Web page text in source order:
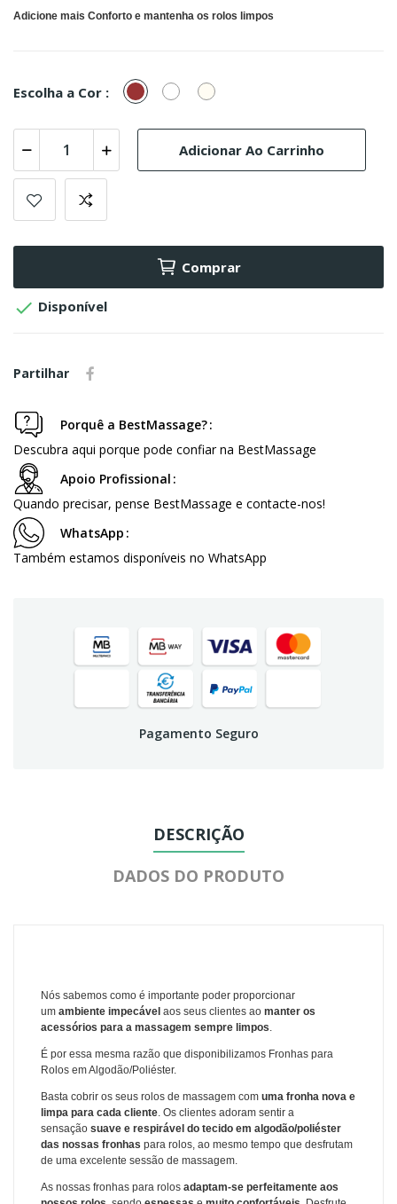
Adicione mais Conforto e mantenha os rolos limpos
Escolha a Cor : BordeauxBrancoNatural
Adicionar Ao Carrinho
Comprar
 Disponível
Partilhar
Porquê a BestMassage?
Descubra aqui porque pode confiar na BestMassage
Apoio Profissional
Quando precisar, pense BestMassage e contacte-nos!
WhatsApp
Também estamos disponíveis no WhatsApp
Pagamento Seguro
DESCRIÇÃO
DADOS DO PRODUTO
Nós sabemos como é importante poder proporcionar
um ambiente impecável aos seus clientes ao manter os
acessórios para a massagem sempre limpos.
É por essa mesma razão que disponibilizamos Fronhas para
Rolos em Algodão/Poliéster.
Basta cobrir os seus rolos de massagem com uma fronha nova e
limpa para cada cliente. Os clientes adoram sentir a
sensação suave e respirável do tecido em algodão/poliéster
das nossas fronhas para rolos, ao mesmo tempo que desfrutam
de uma excelente sessão de massagem.
As nossas fronhas para rolos adaptam-se perfeitamente aos